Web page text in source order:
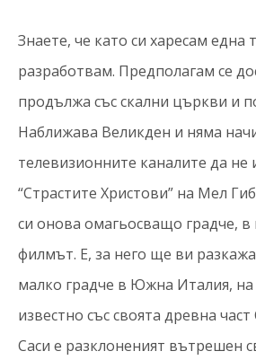
Знаете, че като си харесам една
разработвам. Предполагам се
продължа със скални църкви и
Наближава Великден и няма
телевизионните каналите да не
“Страстите Христови” на Мел
си онова омагьосващо градче, в
филмът. Е, за него ще ви
малко градче в Южна Италия,
известно със своята древна
Саси е разклоненият вътрешен